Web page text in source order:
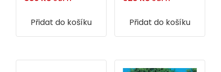
Přidat do košíku Přidat do košíku